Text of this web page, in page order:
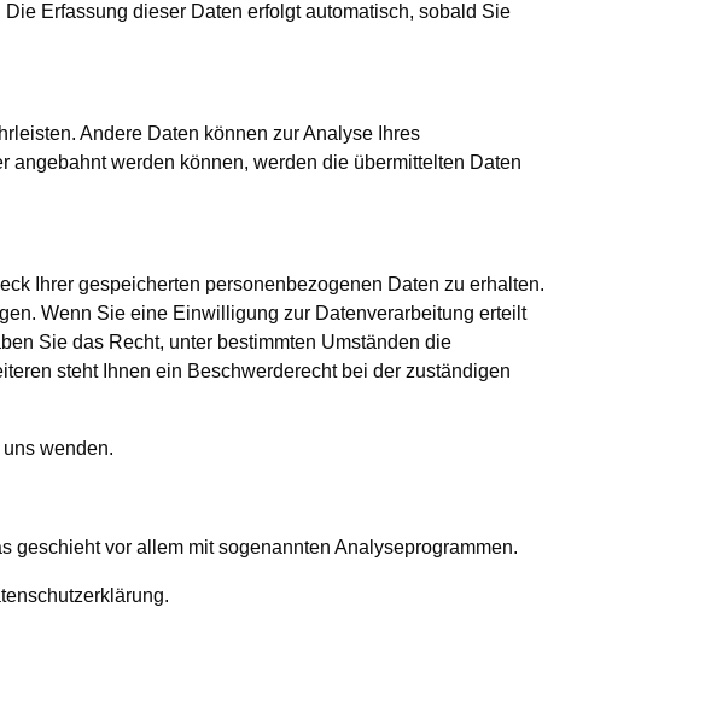
Erfassung dieser Daten erfolgt automatisch, sobald Sie
Andere Daten können zur Analyse Ihres
angebahnt werden können, werden die übermittelten Daten
Ihrer gespeicherten personenbezogenen Daten zu erhalten.
Wenn Sie eine Einwilligung zur Datenverarbeitung erteilt
Sie das Recht, unter bestimmten Umständen die
steht Ihnen ein Beschwerderecht bei der zuständigen
wenden.
geschieht vor allem mit sogenannten Analyseprogrammen.